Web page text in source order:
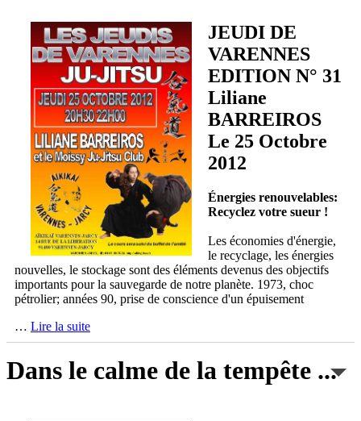
JEUDI DE
VARENNES
EDITION N° 31
Liliane
BARREIROS
Le 25 Octobre
2012
Énergies renouvelables:
Recyclez votre sueur !
Les économies d'énergie,
le recyclage, les énergies
nouvelles, le stockage sont des éléments devenus des objectifs
importants pour la sauvegarde de notre planète. 1973, choc
pétrolier; années 90, prise de conscience d'un épuisement
… Lire la suite
Dans le calme de la tempête ...